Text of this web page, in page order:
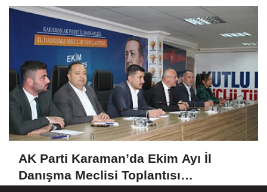
Iskalanıyor?
AK Parti Karaman’da Ekim Ayı İl
Danışma Meclisi Toplantısı